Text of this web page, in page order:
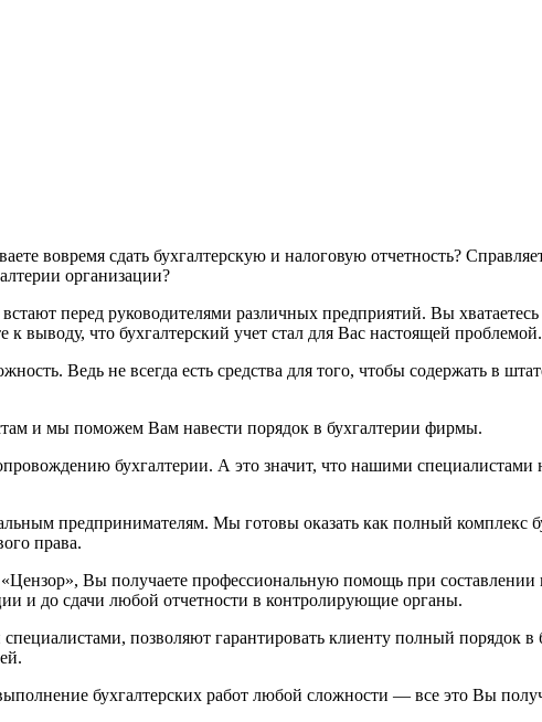
вовремя сдать бухгалтерскую и налоговую отчетность?
организации?
перед руководителями различных предприятий. Вы хватаетесь
выводу, что бухгалтерский учет стал для Вас настоящей проблемой.
Ведь не всегда есть средства для того, чтобы содержать в
и мы поможем Вам навести порядок в бухгалтерии фирмы.
бухгалтерии. А это значит, что нашими
предпринимателям. Мы готовы оказать как полный комплекс
права.
Вы получаете профессиональную помощь при составлении
и до сдачи любой отчетности в контролирующие органы.
позволяют гарантировать клиенту полный порядок в
бухгалтерских работ любой сложности — все это Вы